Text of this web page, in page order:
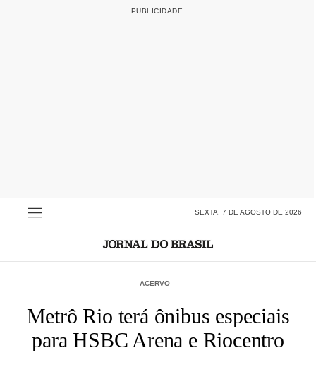
SEXTA, 7 DE AGOSTO DE 2026
ACERVO
Metrô Rio terá ônibus especiais
para HSBC Arena e Riocentro